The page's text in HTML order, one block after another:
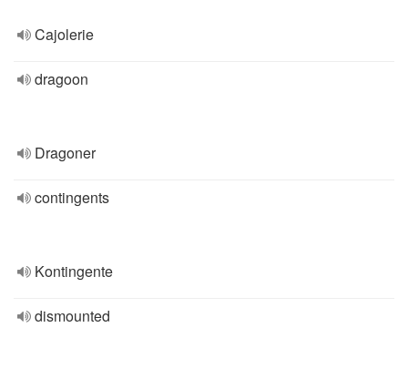
Cajolerie
dragoon
Dragoner
contingents
Kontingente
dismounted